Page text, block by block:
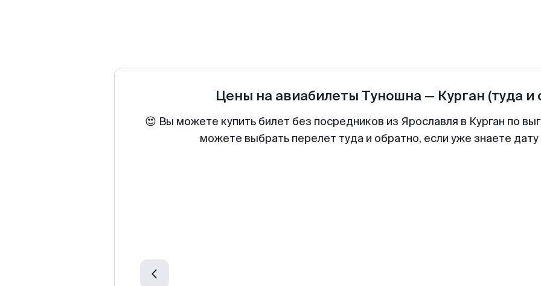
Цены на авиабилеты Туношна — Курган (туда и
😍 Вы можете купить билет без посредников из Ярославля в Курган по
можете выбрать перелет туда и обратно, если уже знаете